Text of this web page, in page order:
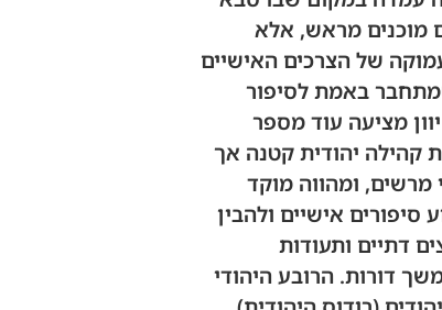
מוכנים מראש, אלא
של הצרכים האישיים
באמת לסיפור
מציעה עוד מספר
קהילה יהודית קטנה אך
מרשים, ומהווה מוקד
אישיים ולהבין
דתיים ותעודות
דורות. הרובע היהודי